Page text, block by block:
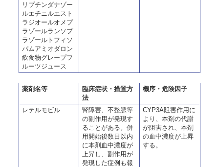
リプチンダナゾー
ルエチニルエスト
ラジオールオメプ
ラゾールランソプ
ラゾールトフィソ
パムアミオダロン
飲食物グレープフ
ルーツジュース
薬剤名等
臨床症状・措置方
法
機序・危険因子
レテルモビル
腎障害、不整脈等
の副作用が発現す
ることがある。併
用開始後数日以内
に本剤血中濃度が
上昇し、副作用が
発現した症例も報
CYP3A阻害作用に
より、本剤の代謝
が阻害され、本剤
の血中濃度が上昇
する。